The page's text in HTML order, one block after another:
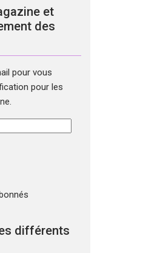
et
des
pour vous
pour les
différents